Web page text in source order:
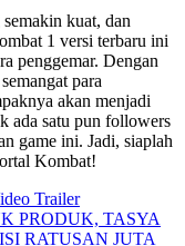
kuat, dan
1 versi terbaru ini
penggemar. Dengan
para
akan menjadi
ada satu pun followers
game ini. Jadi, siaplah
Kombat!
Trailer